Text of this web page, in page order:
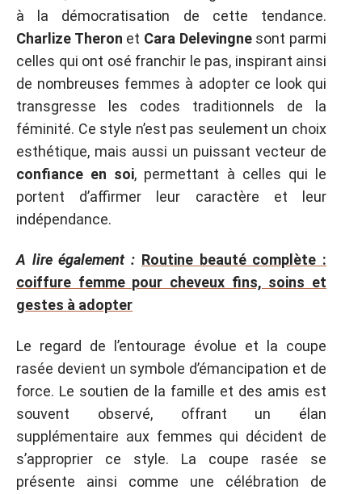
à la démocratisation de cette tendance.
Charlize Theron et Cara Delevingnesont parmi
celles qui ont osé franchir le pas, inspirant ainsi
de nombreuses femmes à adopter ce look qui
transgresse les codes traditionnels de la
féminité. Ce style n’est pas seulement un choix
esthétique, mais aussi un puissant vecteur de
confiance en soi, permettant à celles qui le
portent d’affirmer leur caractère et leur
indépendance.
A lire également : Routine beauté complète :
coiffure femme pour cheveux fins, soins et
gestes à adopter
Le regard de l’entourage évolue et la coupe
rasée devient un symbole d’émancipation et de
force. Le soutien de la famille et des amis est
souvent observé, offrant un élan
supplémentaire aux femmes qui décident de
s’approprier ce style. La coupe rasée se
présente ainsi comme une célébration de